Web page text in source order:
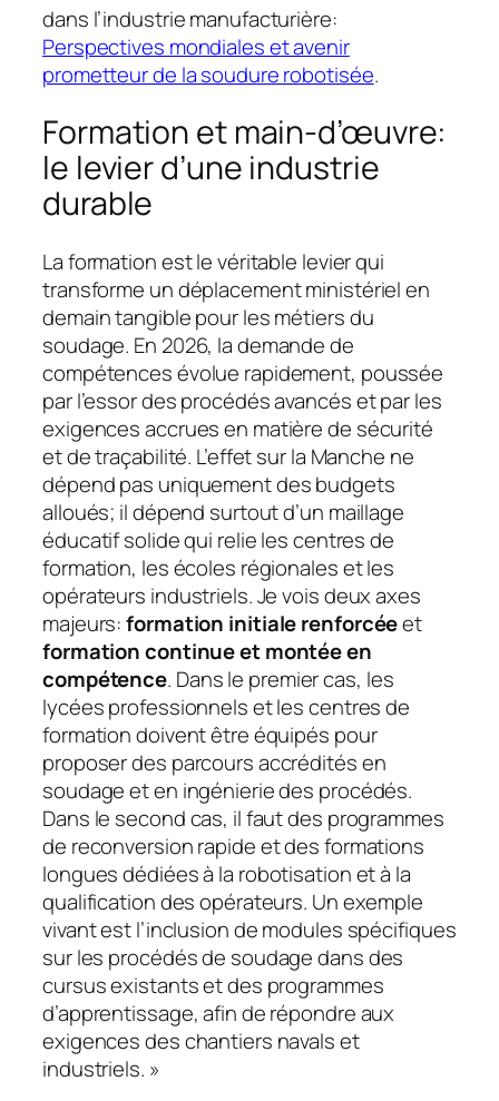
dans l’industrie manufacturière:
Perspectives mondiales et avenir
prometteur de la soudure robotisée.
Formation et main-d’œuvre:
le levier d’une industrie
durable
La formation est le véritable levier qui
transforme un déplacement ministériel en
demain tangible pour les métiers du
soudage. En 2026, la demande de
compétences évolue rapidement, poussée
par l’essor des procédés avancés et par les
exigences accrues en matière de sécurité
et de traçabilité. L’effet sur la Manche ne
dépend pas uniquement des budgets
alloués; il dépend surtout d’un maillage
éducatif solide qui relie les centres de
formation, les écoles régionales et les
opérateurs industriels. Je vois deux axes
majeurs:formation initiale renforcéeet
formation continue et montée en
compétence. Dans le premier cas, les
lycées professionnels et les centres de
formation doivent être équipés pour
proposer des parcours accrédités en
soudage et en ingénierie des procédés.
Dans le second cas, il faut des programmes
de reconversion rapide et des formations
longues dédiées à la robotisation et à la
qualification des opérateurs. Un exemple
vivant est l’inclusion de modules spécifiques
sur les procédés de soudage dans des
cursus existants et des programmes
d’apprentissage, afin de répondre aux
exigences des chantiers navals et
industriels. »